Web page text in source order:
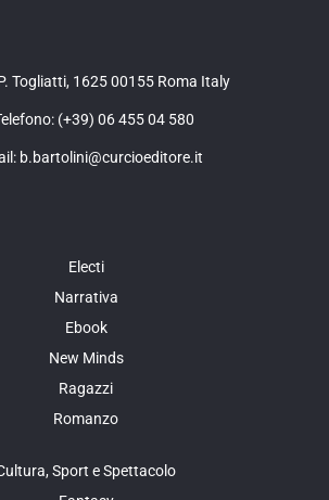
Togliatti, 1625 00155 Roma Italy
(+39) 06 455 04 580
b.bartolini@curcioeditore.it
Electi
Narrativa
Ebook
New Minds
Ragazzi
Romanzo
Sport e Spettacolo